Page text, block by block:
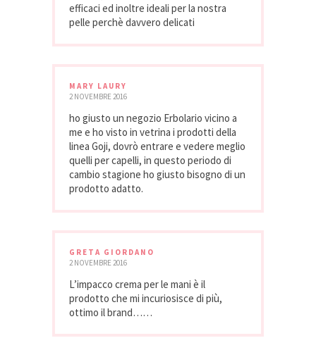
efficaci ed inoltre ideali per la nostra
pelle perchè davvero delicati
MARY LAURY
2 NOVEMBRE 2016
ho giusto un negozio Erbolario vicino a
me e ho visto in vetrina i prodotti della
linea Goji, dovrò entrare e vedere meglio
quelli per capelli, in questo periodo di
cambio stagione ho giusto bisogno di un
prodotto adatto.
GRETA GIORDANO
2 NOVEMBRE 2016
L’impacco crema per le mani è il
prodotto che mi incuriosisce di più,
ottimo il brand……